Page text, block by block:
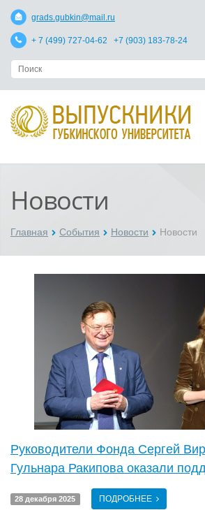
grads.gubkin@mail.ru
+ 7 (499) 727-04-62 +7 (903) 183-78-24
Новости
Главная События Новости Новости
Руководители Фонда Сергей
Гульнара Ракипова оказали
28 декабря 2025 ПОДРОБНЕЕ